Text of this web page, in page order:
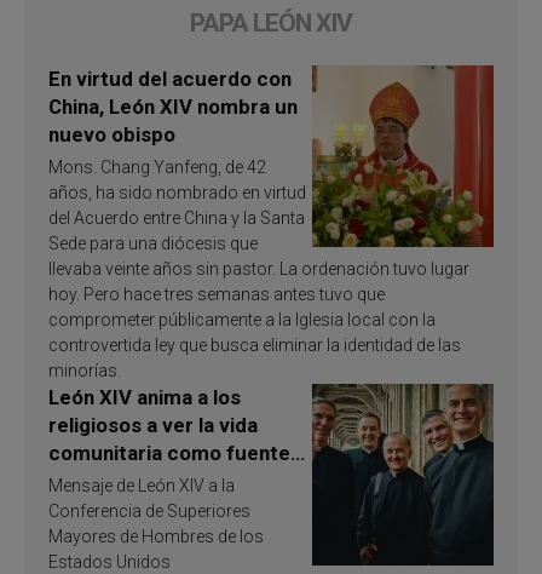
PAPA LEÓN XIV
En virtud del acuerdo con
China, León XIV nombra un
nuevo obispo
Mons. Chang Yanfeng, de 42
años, ha sido nombrado en virtud
del Acuerdo entre China y la Santa
Sede para una diócesis que
llevaba veinte años sin pastor. La ordenación tuvo lugar
hoy. Pero hace tres semanas antes tuvo que
comprometer públicamente a la Iglesia local con la
controvertida ley que busca eliminar la identidad de las
minorías.
León XIV anima a los
religiosos a ver la vida
comunitaria como fuente
de inspiración y
santificación
Mensaje de León XIV a la
Conferencia de Superiores
Mayores de Hombres de los
Estados Unidos